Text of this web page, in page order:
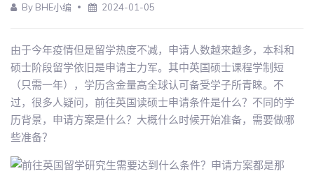
By BHE小编 2024-01-05
由于今年疫情但是留学热度不减，申请人数越来越多，本科和
硕士阶段留学依旧是申请主力军。其中英国硕士课程学制短
（只需一年），学历含金量高全球认可备受学子所青睐。不
过，很多人疑问，前往英国读硕士申请条件是什么？不同的学
历背景，申请方案是什么？大概什么时候开始准备，需要做哪
些准备？